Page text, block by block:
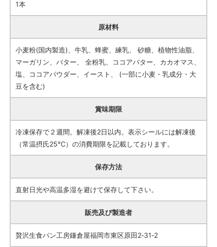
1本
原材料
小麦粉(国内製造)、牛乳、蜂蜜、練乳、 砂糖、植物性油脂、
マーガリン、バター、 全粉乳、ココアバター、カカオマス、
塩、ココアパウダー、イースト、 (一部に小麦・乳成分・大
豆を含む)
賞味期限
冷凍保存で２週間。解凍後2日以内。表示シールには解凍後
（常温摂氏25℃）の消費期限を記載しております。
保存方法
直射日光や高温多湿を避けて保存して下さい。
販売及び製造者
贅沢生食パン工房鎌倉屋福岡市東区原田2‐31‐2